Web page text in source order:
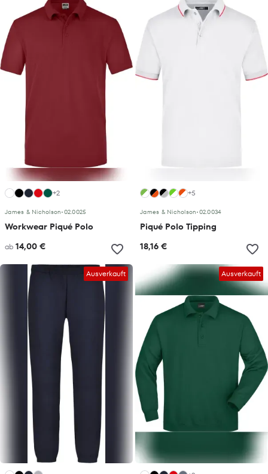
+2
James & Nicholson•02.0025
Workwear Piqué Polo
ab 14,00 €
+5
James & Nicholson•02.0034
Piqué Polo Tipping
18,16 €
Ausverkauft Ausverkauft